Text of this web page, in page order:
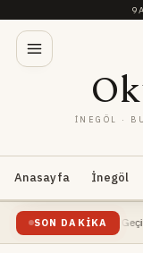
9
İNEGÖL ·
Anasayfa İnegöl
SON DAKIKA
Yeni Geçim Kaynağı